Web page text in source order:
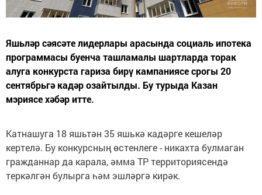
Яшьләр сәясәте лидерлары арасында социаль ипотека
программасы буенча ташламалы шартларда торак
алуга конкурста гариза бирү кампаниясе срогы 20
сентябрьгә кадәр озайтылды. Бу турыда Казан
мэриясе хәбәр итте.
Катнашуга 18 яшьтән 35 яшькә кадәрге кешеләр
кертелә. Бу конкурсның өстенлеге - никахта булмаган
гражданнар да карала, әмма ТР территориясендә
теркәлгән булырга һәм эшләргә кирәк.